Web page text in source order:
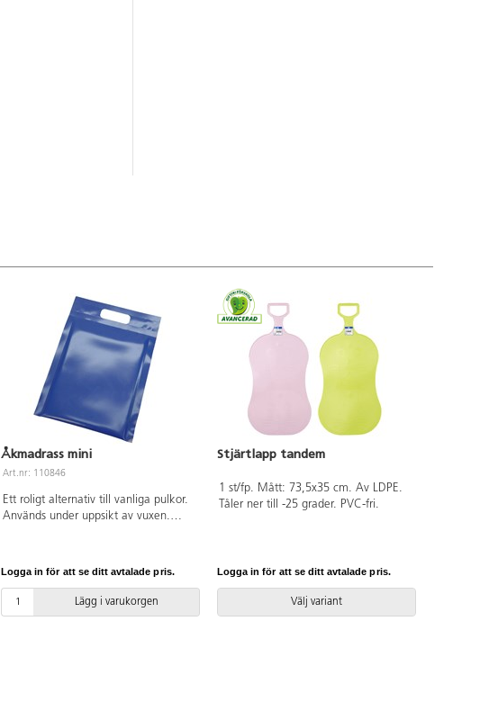
Åkmadrass mini
Art.nr: 110846
Ett roligt alternativ till vanliga pulkor.
Används under uppsikt av vuxen.
Logga in för att se ditt avtalade pris.
Lägg i varukorgen
Stjärtlapp tandem
1 st/fp. Mått: 73,5x35 cm. Av LDPE.
Tåler ner till -25 grader. PVC-fri.
Logga in för att se ditt avtalade pris.
Välj variant